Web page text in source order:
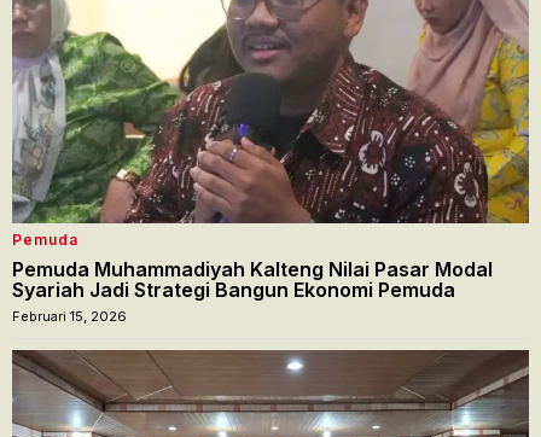
Pemuda
Pemuda Muhammadiyah Kalteng Nilai Pasar Modal
Syariah Jadi Strategi Bangun Ekonomi Pemuda
Februari 15, 2026